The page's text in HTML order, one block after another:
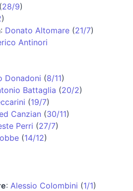
(28/9)
)
: Donato Altomare (21/7)
Antinori
Donadoni (8/11)
Battaglia (20/2)
(19/7)
Canzian (30/11)
Perri (27/7)
(14/12)
: Alessio Colombini (1/1)